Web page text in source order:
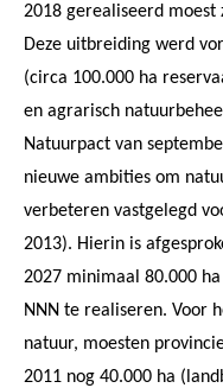
2018 gerealiseerd moest
Deze uitbreiding werd
(circa 100.000 ha
en agrarisch
Natuurpact van
nieuwe ambities om
verbeteren vastgelegd
2013). Hierin is
2027 minimaal 80.000
NNN te realiseren. Voor
natuur, moesten
2011 nog 40.000 ha